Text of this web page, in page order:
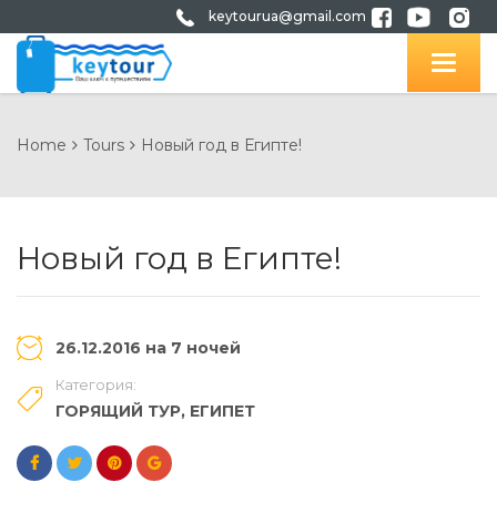
keytourua@gmail.com
Home Tours Новый год в Египте!
Новый год в Египте!
26.12.2016 на 7 ночей
Категория:
ГОРЯЩИЙ ТУР, ЕГИПЕТ